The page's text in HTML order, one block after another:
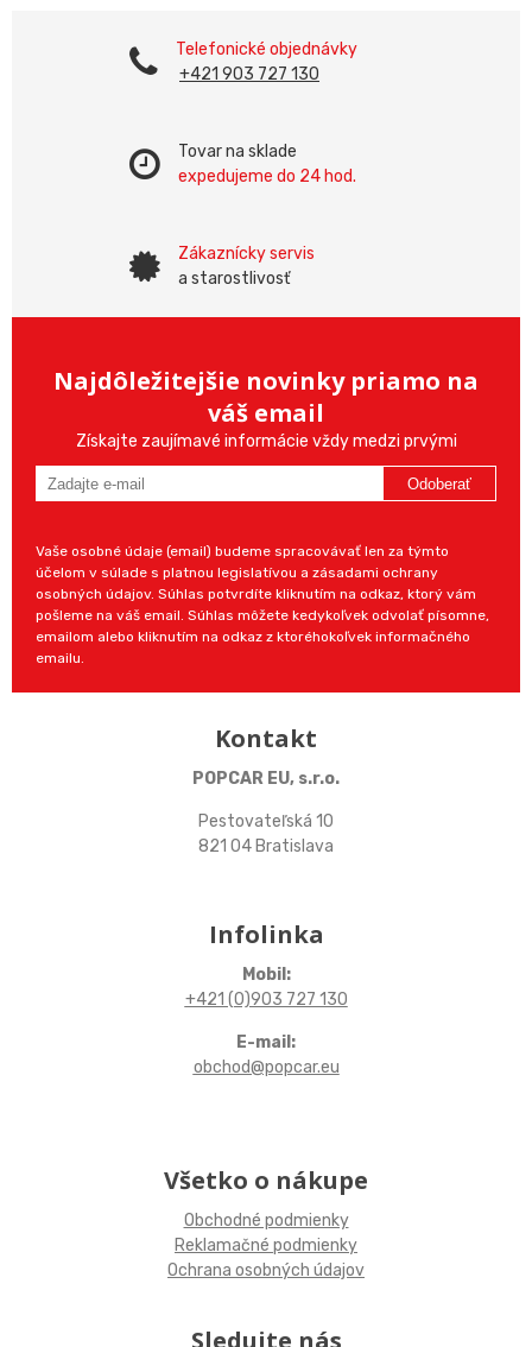
Telefonické objednávky
+421 903 727 130
Tovar na sklade
expedujeme do 24 hod.
Zákaznícky servis
a starostlivosť
Najdôležitejšie novinky priamo na
váš email
Získajte zaujímavé informácie vždy medzi prvými
Odoberať
Vaše osobné údaje (email) budeme spracovávať len za týmto
účelom v súlade s platnou legislatívou a zásadami ochrany
osobných údajov. Súhlas potvrdíte kliknutím na odkaz, ktorý vám
pošleme na váš email. Súhlas môžete kedykoľvek odvolať písomne,
emailom alebo kliknutím na odkaz z ktoréhokoľvek informačného
emailu.
Kontakt
POPCAR EU, s.r.o.
Pestovateľská 10
821 04 Bratislava
Infolinka
Mobil:
+421 (0)903 727 130
E-mail:
obchod@popcar.eu
Všetko o nákupe
Obchodné podmienky
Reklamačné podmienky
Ochrana osobných údajov
Sledujte nás